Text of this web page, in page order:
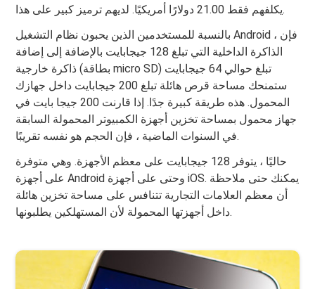
يكلفهم فقط 21.00 دولارًا أمريكيًا. لديهم ترميز كبير على هذا.
بالنسبة للمستخدمين الذين يحبون نظام التشغيل Android ، فإن
الذاكرة الداخلية التي تبلغ 128 جيجابايت بالإضافة إلى إضافة
ذاكرة خارجية (بطاقة micro SD) تبلغ حوالي 64 جيجابايت
ستمنحك مساحة قرص هائلة تبلغ 200 جيجابايت داخل جهازك
المحمول. هذه طريقة كبيرة جدًا. إذا قارنت 200 جيجا بايت في
جهاز محمول بمساحة تخزين أجهزة الكمبيوتر المحمولة السابقة
في السنوات الماضية ، فإن الحجم هو نفسه تقريبًا.
حاليًا ، يتوفر 128 جيجابايت على معظم الأجهزة. وهي متوفرة
على أجهزة Android وحتى على أجهزة iOS. يمكنك حتى ملاحظة
أن معظم العلامات التجارية تتنافس على مساحة تخزين هائلة
داخل أجهزتها المحمولة لأن المستهلكين يطلبونها.